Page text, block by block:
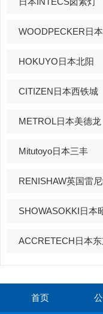
WOODPECKER日
HOKUYO日本北阳
CITIZEN日本西铁城
METROL日本美德龙
Mitutoyo日本三丰
RENISHAW英国雷
SHOWASOKKI日本
ACCRETECH日本
首页